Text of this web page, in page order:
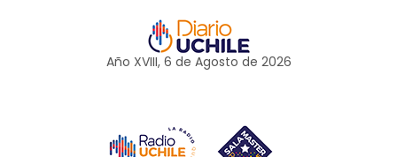
Año XVIII, 6 de Agosto de 2026